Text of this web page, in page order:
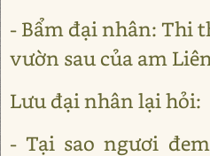
- Bẩm đại nhân: Thi
vườn sau của am
Lưu đại nhân lại hỏi:
- Tại sao ngươi